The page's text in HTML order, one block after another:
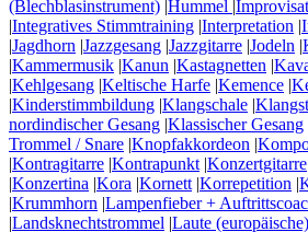
(Blechblasinstrument) |Hummel |
|Integratives Stimmtraining |Interpretation |
|Jagdhorn |Jazzgesang |Jazzgitarre |Jodeln |
|Kammermusik |Kanun |Kastagnetten |
|Kehlgesang |Keltische Harfe |Kemence |
|Kinderstimmbildung |Klangschale |
nordindischer Gesang |Klassischer Gesang
Trommel / Snare |Knopfakkordeon |
|Kontragitarre |Kontrapunkt|Konzertgitarre
|Konzertina |Kora |Kornett|Korrepetition |
|Krummhorn |Lampenfieber +
|Landsknechtstrommel |Laute (europäische)